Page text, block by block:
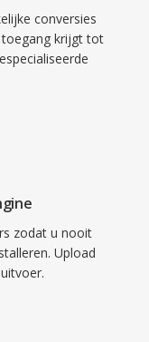
conversies
krijgt tot
zodat u nooit
Upload